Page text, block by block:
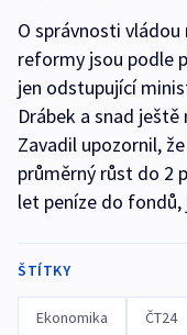
O správnosti
reformy jsou podle
jen odstupující
Drábek a snad
Zavadil upozornil,
průměrný růst do 2
let peníze do
ŠTÍTKY
Ekonomika ČT24